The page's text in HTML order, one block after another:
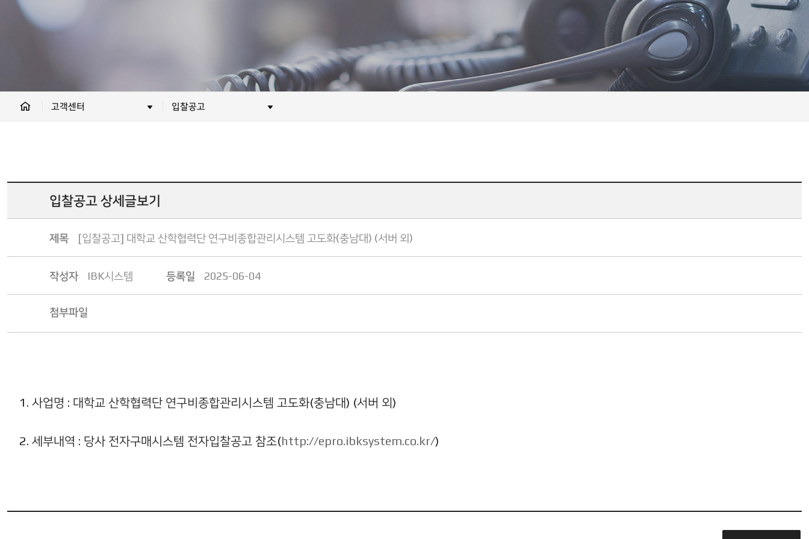
고객센터 입찰공고
입찰공고상세글보기
제목 [입찰공고] 대학교 산학협력단 연구비종합관리시스템 고도화(충남대) (서버 외)
작성자 IBK시스템 등록일 2025-06-04
첨부파일
1. 사업명 : 대학교 산학협력단 연구비종합관리시스템 고도화(충남대) (서버 외)
2. 세부내역 : 당사 전자구매시스템 전자입찰공고 참조(http://epro.ibksystem.co.kr/)